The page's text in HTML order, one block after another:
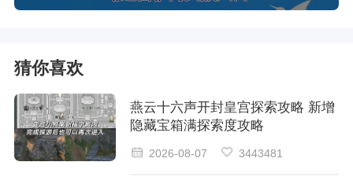
猜你喜欢
燕云十六声开封皇宫探索攻略 新增
隐藏宝箱满探索度攻略
2026-08-07 3443481